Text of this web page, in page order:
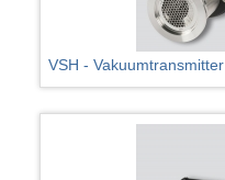
VSH - Vakuumtransmitter